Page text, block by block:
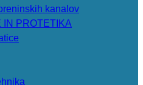
kanalov
IN PROTETIKA